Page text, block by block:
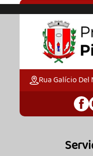
Rua Galício Del